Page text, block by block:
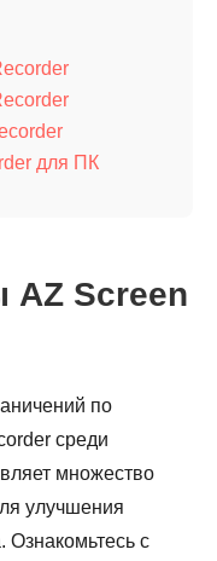
для ПК
AZ Screen
по
среди
множество
улучшения
Ознакомьтесь с